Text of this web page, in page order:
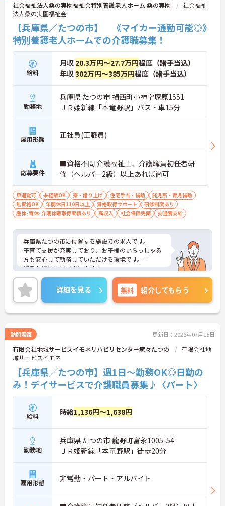
社会福祉法人桑の実園福祉会特別養護老人ホーム 桑の実園
社会福祉
法人桑の実園福祉会
【兵庫県／たつの市】 《マイカー通勤可能◎》
特別養護老人ホームでの介護職募集！
給料
月収 20.3万円～27.7万円程度（諸手当込）
年収302万円～385万円程度（諸手当込）
勤務地
兵庫県 たつの市 揖西町小神字塚原1551
ＪＲ姫新線「本竜野駅」バス・車15分
雇用形態 正社員(正職員)
応募要件
■資格不問 介護福祉士、介護職員初任者研
修（ヘルパー2級）以上あれば尚可
車通勤可 未経験OK 寮・借り上げ 住宅手当・補助
託児所・育児補助
無資格OK
年間休日110日以上 資格取得サポート
研修制度あり
産休･育休･介護休暇取得実績あり
高収入 社会保険完備 交通費支給
兵庫県たつの市に位置する施設での求人です。
子育て支援が充実しており、お子様のいらっしゃる
方も安心して勤務していただける環境です。
残業もほとんどございません。
ご興味のある方はお気軽にお問い合わせ下さい。
詳細を見る 無料 紹介してもらう
訪問看護 更新日：2026年07月15日
有限会社地域サービスイモネリハビリセンター癒々たつの
有限会社地
域サービスイモネ
【兵庫県／たつの市】週1日～勤務OK◎日勤の
み！デイサービスで介護職員募集♪〈パート〉
給料 時給1,136円～1,638円
勤務地
兵庫県 たつの市 龍野町富永1005-54
ＪＲ姫新線「本竜野駅」徒歩20分
雇用形態 非常勤・パート・アルバイト